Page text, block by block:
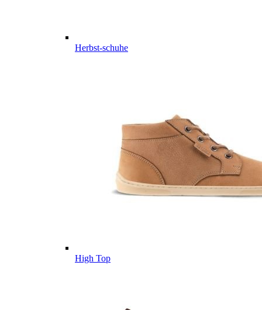
Herbst-schuhe
High Top